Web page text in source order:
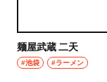
越谷
春日部
海鮮
麺屋武蔵 二天
#池袋 #ラーメン